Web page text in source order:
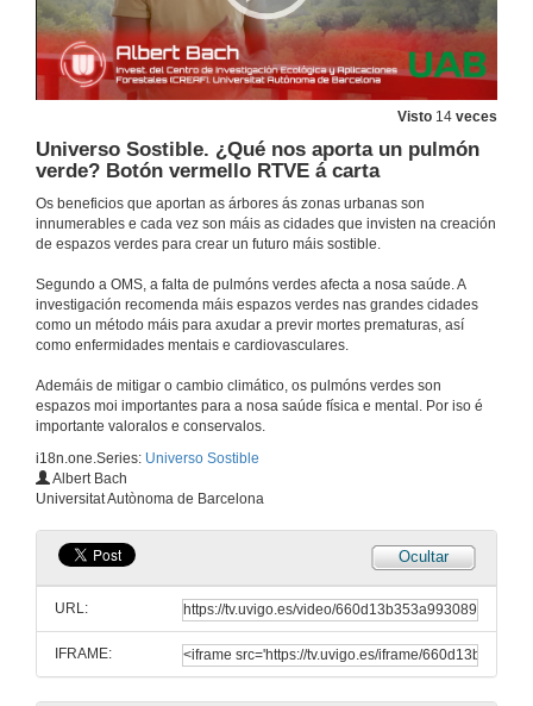
Visto 14 veces
Universo Sostible. ¿Qué nos aporta un pulmón
verde? Botón vermello RTVE á carta
Os beneficios que aportan as árbores ás zonas urbanas son
innumerables e cada vez son máis as cidades que invisten na creación
de espazos verdes para crear un futuro máis sostible.
Segundo a OMS, a falta de pulmóns verdes afecta a nosa saúde. A
investigación recomenda máis espazos verdes nas grandes cidades
como un método máis para axudar a previr mortes prematuras, así
como enfermidades mentais e cardiovasculares.
Ademáis de mitigar o cambio climático, os pulmóns verdes son
espazos moi importantes para a nosa saúde física e mental. Por iso é
importante valoralos e conservalos.
i18n.one.Series: Universo Sostible
Albert Bach
Universitat Autònoma de Barcelona
Ocultar
URL:
IFRAME:
É a madeira o material do futuro?
8 de maio de 2024
É a madeira o material do futuro? Botón vermello RTVE á carta
24 de abr. de 2024
24 de abr. de 2024
17 de abr. de 2024
Universo Sostible. Impresoras 3D. Botón vermello RTVE á carta
17 de abr. de 2024
Universo Sostible. ¿Qué nos aporta un pulmón verde?